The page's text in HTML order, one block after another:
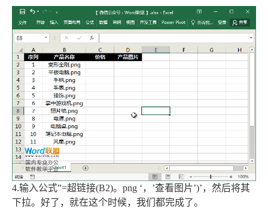
4.输入公式”=超链接(B2)。png ‘，’查看图片’)’，然后将其
下拉。好了，就在这个时候，我们都完成了。